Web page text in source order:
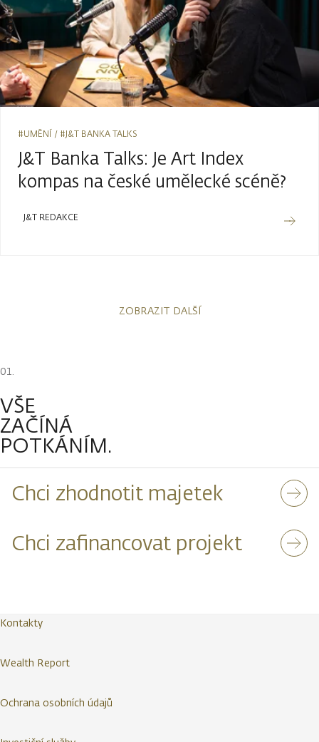
#UMĚNÍ #J&T BANKA TALKS
J&T Banka Talks: Je Art Index
kompas na české umělecké scéně?
J&T REDAKCE
ZOBRAZIT DALŠÍ
VŠE
ZAČÍNÁ
POTKÁNÍM.
Chci zhodnotit majetek
Chci zafinancovat projekt
Kontakty
Wealth Report
Ochrana osobních údajů